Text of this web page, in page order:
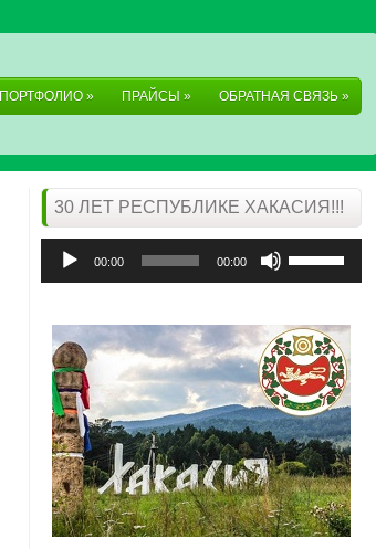
ПОРТФОЛИО » ПРАЙСЫ » ОБРАТНАЯ СВЯЗЬ »
30 ЛЕТ РЕСПУБЛИКЕ ХАКАСИЯ!!!
Аудиоплеер
00:00 00:00
клавиши
вверх/
чтобы
увеличить
или
уменьшить
громкость.